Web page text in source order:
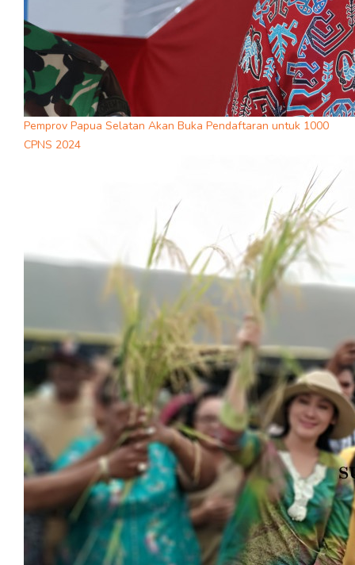
Pemprov Papua Selatan Akan Buka Pendaftaran untuk 1000
CPNS 2024